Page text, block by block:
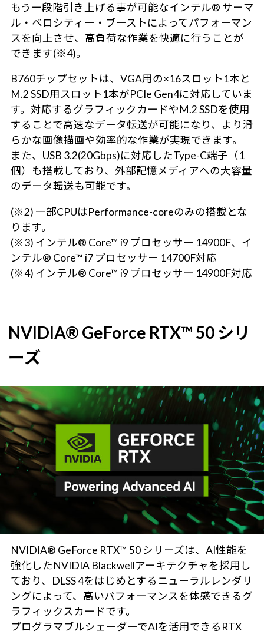
もう一段階引き上げる事が可能なインテル® サーマ
ル・ベロシティー・ブーストによってパフォーマン
スを向上させ、高負荷な作業を快適に行うことが
できます(※4)。
B760チップセットは、VGA用の×16スロット1本と
M.2 SSD用スロット1本がPCIe Gen4に対応していま
す。対応するグラフィックカードやM.2 SSDを使用
することで高速なデータ転送が可能になり、より滑
らかな画像描画や効率的な作業が実現できます。
また、USB 3.2(20Gbps)に対応したType-C端子（1
個）も搭載しており、外部記憶メディアへの大容量
のデータ転送も可能です。
(※2) 一部CPUはPerformance-coreのみの搭載とな
ります。
(※3) インテル® Core™ i9 プロセッサー 14900F、イ
ンテル® Core™ i7 プロセッサー 14700F対応
(※4) インテル® Core™ i9 プロセッサー 14900F対応
NVIDIA® GeForce RTX™ 50 シリ
ーズ
NVIDIA® GeForce RTX™ 50 シリーズは、AI性能を
強化したNVIDIA Blackwellアーキテクチャを採用し
ており、DLSS 4をはじめとするニューラルレンダリ
ングによって、高いパフォーマンスを体感できるグ
ラフィックスカードです。
プログラマブルシェーダーでAIを活用できるRTX